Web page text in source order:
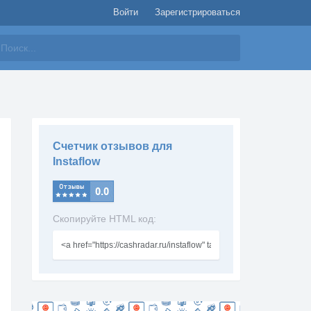
Войти Зарегистрироваться
Счетчик отзывов для
Instaflow
Скопируйте HTML код: